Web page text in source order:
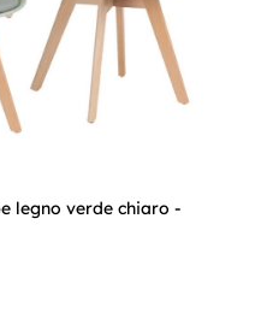
legno verde chiaro -